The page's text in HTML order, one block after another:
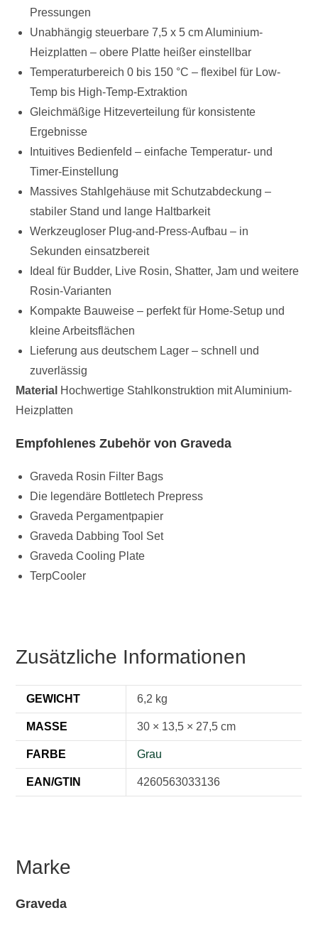
Pressungen
Unabhängig steuerbare 7,5 x 5 cm Aluminium-
Heizplatten – obere Platte heißer einstellbar
Temperaturbereich 0 bis 150 °C – flexibel für Low-
Temp bis High-Temp-Extraktion
Gleichmäßige Hitzeverteilung für konsistente
Ergebnisse
Intuitives Bedienfeld – einfache Temperatur- und
Timer-Einstellung
Massives Stahlgehäuse mit Schutzabdeckung –
stabiler Stand und lange Haltbarkeit
Werkzeugloser Plug-and-Press-Aufbau – in
Sekunden einsatzbereit
Ideal für Budder, Live Rosin, Shatter, Jam und weitere
Rosin-Varianten
Kompakte Bauweise – perfekt für Home-Setup und
kleine Arbeitsflächen
Lieferung aus deutschem Lager – schnell und
zuverlässig
Material Hochwertige Stahlkonstruktion mit Aluminium-
Heizplatten
Empfohlenes Zubehör von Graveda
Graveda Rosin Filter Bags
Die legendäre Bottletech Prepress
Graveda Pergamentpapier
Graveda Dabbing Tool Set
Graveda Cooling Plate
TerpCooler
Zusätzliche Informationen
GEWICHT 6,2 kg
MASSE 30 × 13,5 × 27,5 cm
FARBE Grau
EAN/GTIN 4260563033136
Marke
Graveda